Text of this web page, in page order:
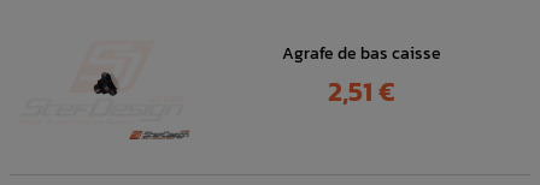
Agrafe de bas caisse
Prix
2,51 €